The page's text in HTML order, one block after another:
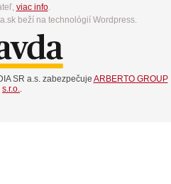
viac info.
beží na technológií Wordpress.
SR a.s. zabezpečuje ARBERTO GROUP
s.r.o..